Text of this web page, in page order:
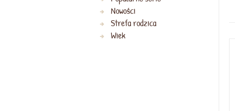
Nowości
Strefa rodzica
Wiek